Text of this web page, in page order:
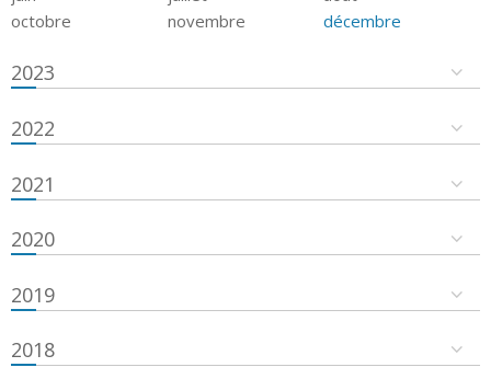
octobre
novembre décembre
2023
2022
2021
2020
2019
2018